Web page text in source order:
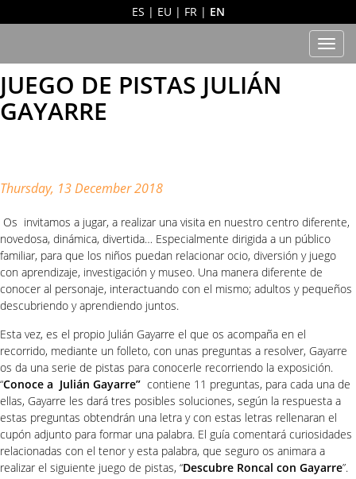
ES | EU | FR| EN
JUEGO DE PISTAS JULIÁN
GAYARRE
Thursday, 13 December 2018
Os invitamos a jugar, a realizar una visita en nuestro centro diferente,
novedosa, dinámica, divertida… Especialmente dirigida a un público
familiar, para que los niños puedan relacionar ocio, diversión y juego
con aprendizaje, investigación y museo. Una manera diferente de
conocer al personaje, interactuando con el mismo; adultos y pequeños
descubriendo y aprendiendo juntos.
Esta vez, es el propio Julián Gayarre el que os acompaña en el
recorrido, mediante un folleto, con unas preguntas a resolver, Gayarre
os da una serie de pistas para conocerle recorriendo la exposición.
“Conoce a Julián Gayarre” contiene 11 preguntas, para cada una de
ellas, Gayarre les dará tres posibles soluciones, según la respuesta a
estas preguntas obtendrán una letra y con estas letras rellenaran el
cupón adjunto para formar una palabra. El guía comentará curiosidades
relacionadas con el tenor y esta palabra, que seguro os animara a
realizar el siguiente juego de pistas, “Descubre Roncal con Gayarre”.